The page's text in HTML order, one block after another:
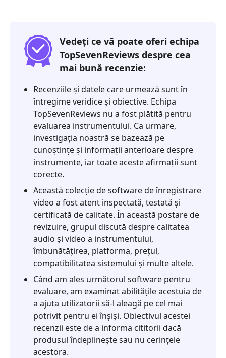
Vedeți ce vă poate oferi echipa
TopSevenReviews despre cea
mai bună recenzie:
Recenziile și datele care urmează sunt în
întregime veridice și obiective. Echipa
TopSevenReviews nu a fost plătită pentru
evaluarea instrumentului. Ca urmare,
investigația noastră se bazează pe
cunoștințe și informații anterioare despre
instrumente, iar toate aceste afirmații sunt
corecte.
Această colecție de software de înregistrare
video a fost atent inspectată, testată și
certificată de calitate. În această postare de
revizuire, grupul discută despre calitatea
audio și video a instrumentului,
îmbunătățirea, platforma, prețul,
compatibilitatea sistemului și multe altele.
Când am ales următorul software pentru
evaluare, am examinat abilitățile acestuia de
a ajuta utilizatorii să-l aleagă pe cel mai
potrivit pentru ei înșiși. Obiectivul acestei
recenzii este de a informa cititorii dacă
produsul îndeplinește sau nu cerințele
acestora.